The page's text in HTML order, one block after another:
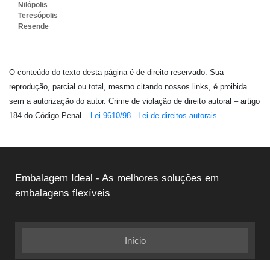
Nilópolis
Teresópolis
Resende
O conteúdo do texto desta página é de direito reservado. Sua
reprodução, parcial ou total, mesmo citando nossos links, é proibida
sem a autorização do autor. Crime de violação de direito autoral – artigo
184 do Código Penal – Lei 9610/98 - Lei de direitos autorais.
Embalagem Ideal - As melhores soluções em
embalagens flexíveis
Início